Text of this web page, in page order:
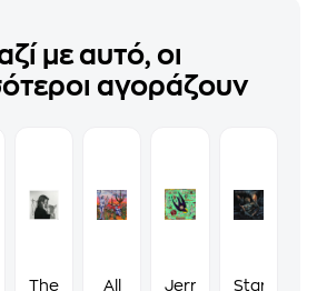
με αυτό, οι
αγοράζουν
The
All
Jerry
Starlight